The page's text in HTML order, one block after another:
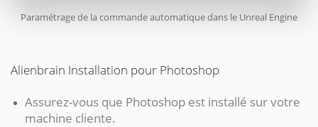
Paramétrage de la commande automatique dans le Unreal Engine
Alienbrain Installation pour Photoshop
Assurez-vous que Photoshop est installé sur votre
machine cliente.